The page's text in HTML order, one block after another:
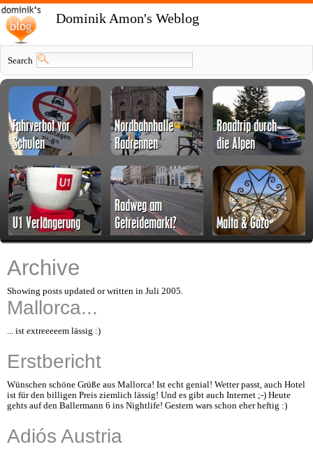
Dominik Amon's Weblog
Search
Archive
Showing posts updated or written in Juli 2005.
Mallorca...
... ist extreeeeem lässig :)
Erstbericht
Wünschen schöne Grüße aus Mallorca! Ist echt genial! Wetter passt, auch Hotel
ist für den billigen Preis ziemlich lässig! Und es gibt auch Internet ;-) Heute
gehts auf den Ballermann 6 ins Nightlife! Gestern wars schon eher heftig :)
Adiós Austria